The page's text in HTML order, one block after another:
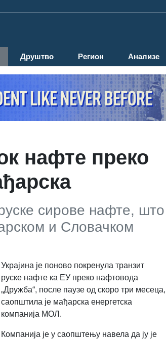
Друштво Регион Анализе
нафте преко
сирове нафте, што
и Словачком
Украјина је поново покренула транзит
руске нафте ка ЕУ преко нафтовода
„Дружба“, после паузе од скоро три месеца,
саопштила је мађарска енергетска
компанија МОЛ.
Компанија је у саопштењу навела да ју је